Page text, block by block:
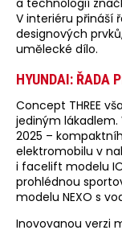
a technologií
V interiéru přináší
designových
umělecké dílo.
HYUNDAI: ŘADA
Concept THREE
jediným lákadlem.
2025 –
elektromobilu v
i facelift modelu
prohlédnou
modelu NEXO s
Inovovanou verzi